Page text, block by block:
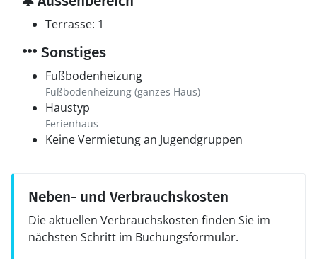
Terrasse: 1
Sonstiges
Fußbodenheizung
Fußbodenheizung (ganzes Haus)
Haustyp
Ferienhaus
Keine Vermietung an Jugendgruppen
Neben- und Verbrauchskosten
Die aktuellen Verbrauchskosten finden Sie im
nächsten Schritt im Buchungsformular.